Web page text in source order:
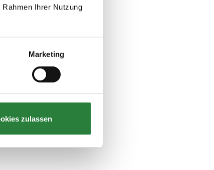
Ihrer Nutzung
Marketing
zulassen